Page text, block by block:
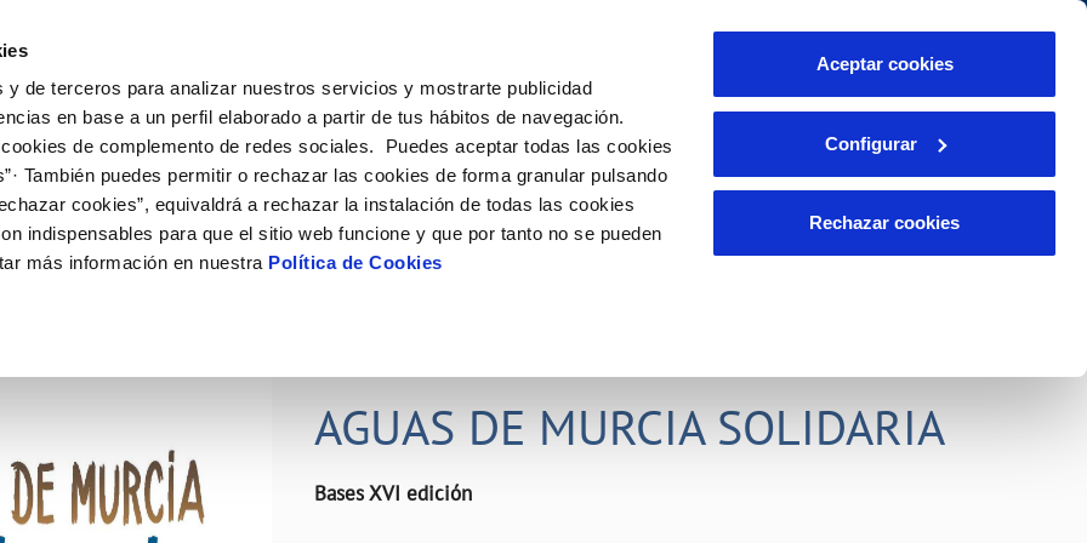
y de terceros para analizar nuestros servicios y mostrarte publicidad
en base a un perfil elaborado a partir de tus hábitos de navegación.
de complemento de redes sociales. Puedes aceptar todas las cookies
También puedes permitir o rechazar las cookies de forma granular pulsando
cookies”, equivaldrá a rechazar la instalación de todas las cookies
indispensables para que el sitio web funcione y que por tanto no se pueden
más información en nuestra Política de Cookies
Aceptar cookies
Configurar
Rechazar cookies
de titular
de suministro
MODIFICACIÓN DE DATOS
Actualizar datos bancários
Actualizar datos de domicilio
INCIDENCIAS
Comunica anomalías o posibles
VER TODAS LAS GESTIONES
Tu Servicio
AL CLIENTE
contacto
COMPROMISO DE SERVICIO
Carta de compromisos
Customer Counsel (Defensa del cliente)
Tu Agua
del agua
consumidor
CUIDADOS DEL AGUA
Consejos de ahorro
Depósitos comunitarios
comunitarios
Conócenos
DE GESTIÓN Y CERTIFICADOS
PERFIL DEL CONTRATANTE
Plataforma de contratación del sector
público
Licitaciones en curso
PORTAL DE TRANSPARENCIA
Nuestros compromisos Área de clientes
AGUAS DE MURCIA SOLIDARIA
Bases XVI edición